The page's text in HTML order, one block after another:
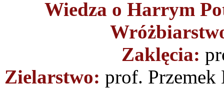
Wiedza o Harrym
Zaklęcia:
Zielarstwo: prof.